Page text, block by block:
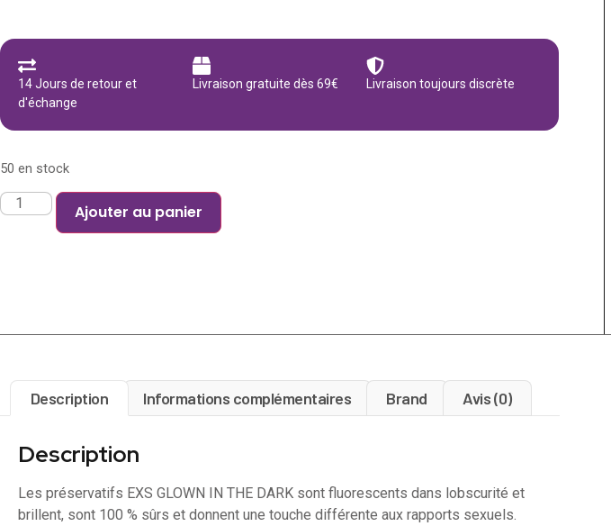
14 Jours de retour et
d'échange
Livraison gratuite dès 69€ Livraison toujours discrète
50 en stock
Ajouter au panier
Description Informations complémentaires Brand Avis (0)
Description
Les préservatifs EXS GLOWN IN THE DARK sont fluorescents dans lobscurité et
brillent, sont 100 % sûrs et donnent une touche différente aux rapports sexuels.